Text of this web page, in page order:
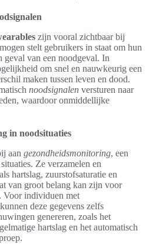
zijn vooral zichtbaar bij
stelt gebruikers in staat om hun
geval van een noodgeval. In
om snel en nauwkeurig een
maken tussen leven en dood.
noodsignalen versturen naar
waardoor onmiddellijke
in noodsituaties
aan gezondheidsmonitoring, een
Ze verzamelen en
hartslag, zuurstofsaturatie en
van groot belang kan zijn voor
Voor individuen met
deze gegevens zelfs
genereren, zoals het
hartslag en het automatisch